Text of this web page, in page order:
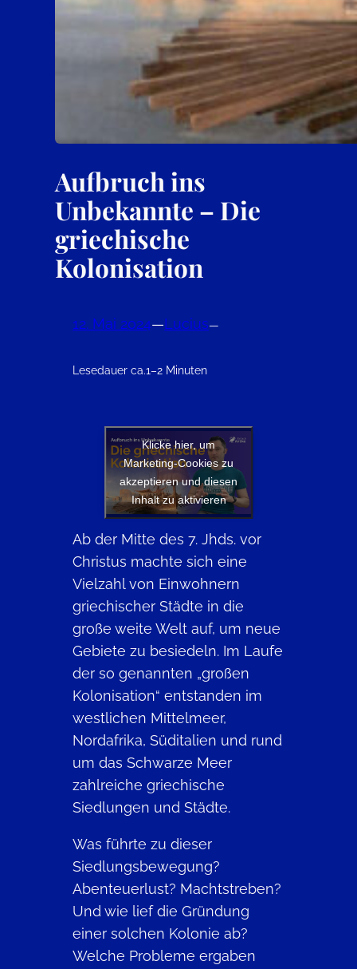
Aufbruch ins
Unbekannte – Die
griechische
Kolonisation
12. Mai 2024—Lucius—
Lesedauer ca.1–2 Minuten
Klicke hier, um
Marketing-Cookies zu
akzeptieren und diesen
Inhalt zu aktivieren
Ab der Mitte des 7. Jhds. vor
Christus machte sich eine
Vielzahl von Einwohnern
griechischer Städte in die
große weite Welt auf, um neue
Gebiete zu besiedeln. Im Laufe
der so genannten „großen
Kolonisation“ entstanden im
westlichen Mittelmeer,
Nordafrika, Süditalien und rund
um das Schwarze Meer
zahlreiche griechische
Siedlungen und Städte.
Was führte zu dieser
Siedlungsbewegung?
Abenteuerlust? Machtstreben?
Und wie lief die Gründung
einer solchen Kolonie ab?
Welche Probleme ergaben